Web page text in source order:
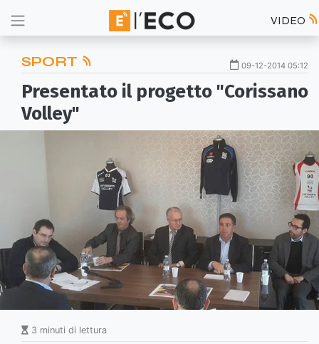
VIDEO
SPORT 09-12-2014 05:12
Presentato il progetto "Corissano
Volley"
3 minuti di lettura